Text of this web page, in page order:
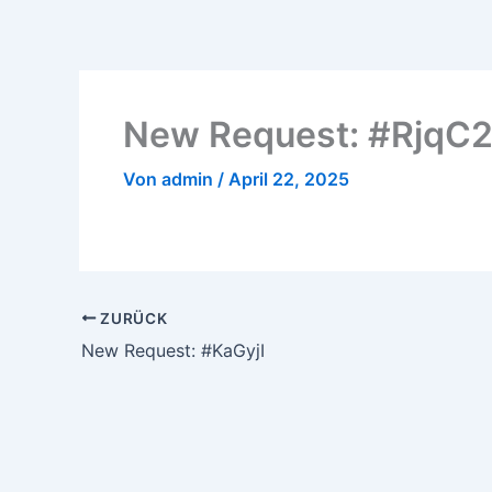
New Request:
Von admin / April 22, 2025
ZURÜCK
New Request: #KaGyjI